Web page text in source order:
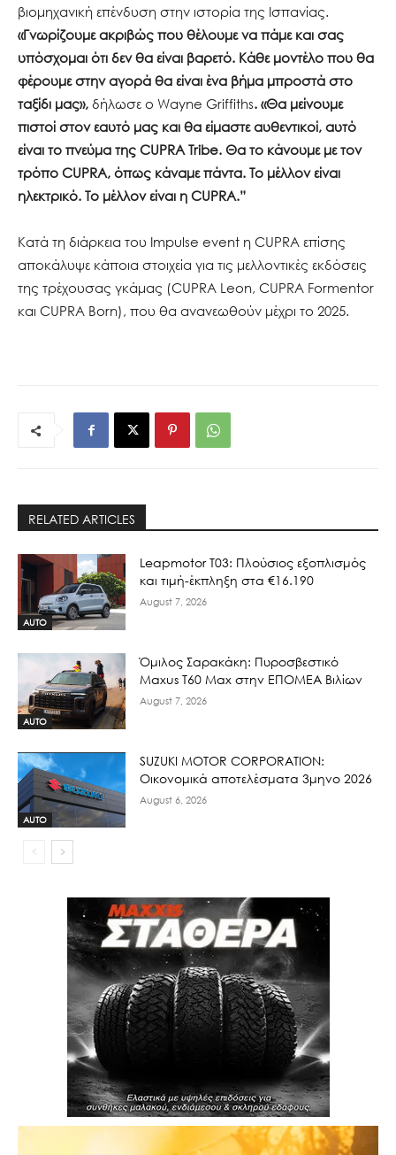
βιομηχανική επένδυση στην ιστορία της Ισπανίας.
«Γνωρίζουμε ακριβώς που θέλουμε να πάμε και σας
υπόσχομαι ότι δεν θα είναι βαρετό. Κάθε μοντέλο που θα
φέρουμε στην αγορά θα είναι ένα βήμα μπροστά στο
ταξίδι μας», δήλωσε ο Wayne Griffiths. «Θα μείνουμε
πιστοί στον εαυτό μας και θα είμαστε αυθεντικοί, αυτό
είναι το πνεύμα της CUPRA Tribe. Θα το κάνουμε με τον
τρόπο CUPRA, όπως κάναμε πάντα. Το μέλλον είναι
ηλεκτρικό. Το μέλλον είναι η CUPRA.”
Κατά τη διάρκεια του Impulse event η CUPRA επίσης
αποκάλυψε κάποια στοιχεία για τις μελλοντικές εκδόσεις
της τρέχουσας γκάμας (CUPRA Leon, CUPRA Formentor
και CUPRA Born), που θα ανανεωθούν μέχρι το 2025.
RELATED ARTICLES
AUTO
Leapmotor T03: Πλούσιος εξοπλισμός
και τιμή-έκπληξη στα €16.190
August 7, 2026
AUTO
Όμιλος Σαρακάκη: Πυροσβεστικό
Maxus T60 Max στην ΕΠΟΜΕΑ Βιλίων
August 7, 2026
AUTO
SUZUKI MOTOR CORPORATION:
Οικονομικά αποτελέσματα 3μηνο 2026
August 6, 2026